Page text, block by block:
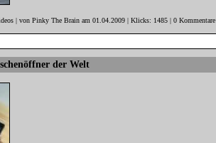
| von Pinky The Brain am 01.04.2009 | Klicks: 1485 | 0 Kommentare
der Welt